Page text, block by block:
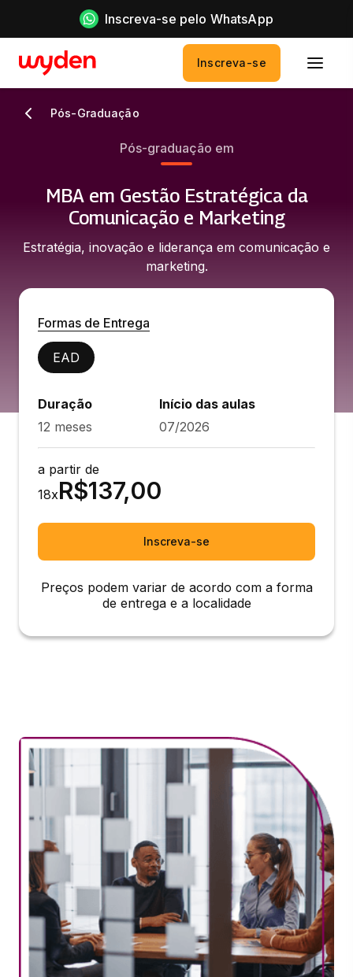
Inscreva-se pelo WhatsApp
Inscreva-se
Pós-Graduação
Pós-graduação em
MBA em Gestão Estratégica da
Comunicação e Marketing
Estratégia, inovação e liderança em comunicação e
marketing.
Formas de Entrega
EAD
Duração
12 meses
Início das aulas
07/2026
a partir de
18xR$137,00
Inscreva-se
Preços podem variar de acordo com a forma
de entrega e a localidade